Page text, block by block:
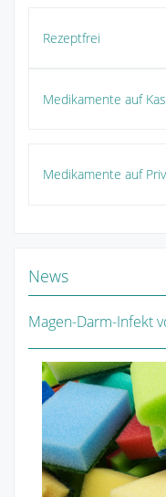
Rezeptfrei
Medikamente auf
Medikamente auf
News
Magen-Darm-Infekt